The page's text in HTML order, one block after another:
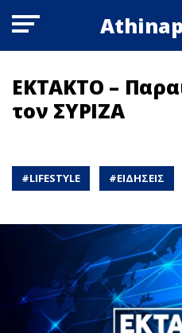
ΕΚΤΑΚΤΟ –
τον ΣΥΡΙΖΑ
#LIFESTYLE #ΕΙΔΗΣΕΙΣ